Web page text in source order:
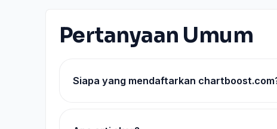
Pertanyaan Umum
Siapa yang mendaftarkan